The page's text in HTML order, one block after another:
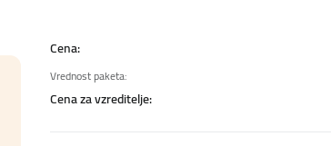
Cena:
Vrednost paketa:
Cena za vzreditelje: